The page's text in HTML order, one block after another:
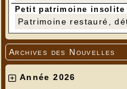
Petit patrimoine insolite
Patrimoine restauré,
Archives des Nouvelles
Année 2026